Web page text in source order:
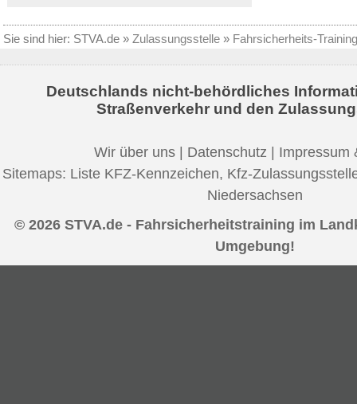
Sie sind hier: STVA.de » Zulassungsstelle » Fahrsicherheits-
Deutschlands nicht-behördliches
Straßenverkehr und den
Wir über uns | Datenschutz | Impressum
Sitemaps: Liste KFZ-Kennzeichen, Kfz-
Niedersachsen
© 2026 STVA.de - Fahrsicherheitstraining im
Umgebung!